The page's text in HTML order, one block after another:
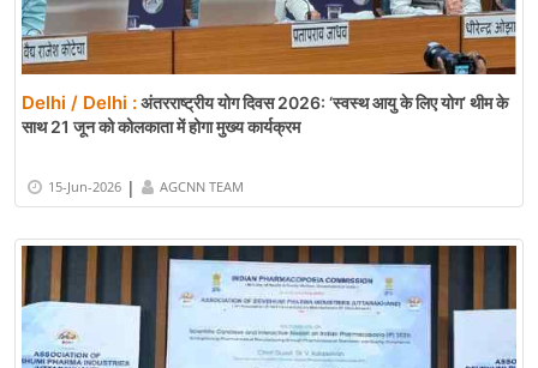
Delhi / Delhi :अंतरराष्ट्रीय योग दिवस 2026: ‘स्वस्थ आयु के लिए योग’ थीम के
साथ 21 जून को कोलकाता में होगा मुख्य कार्यक्रम
15-Jun-2026 | AGCNN TEAM